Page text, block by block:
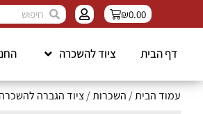
₪0.00
דף הבית ציוד להשכרה
עמוד הבית/ השכרות/ציוד הגברה להשכרה